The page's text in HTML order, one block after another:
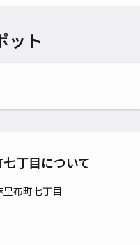
ット
丁目について
布町七丁目